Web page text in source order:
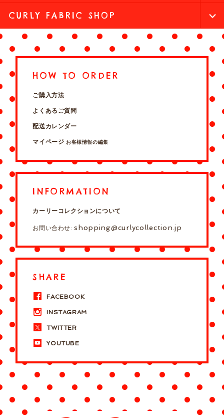
CURLY FABRIC SHOP
HOW TO ORDER
ご購入方法
よくあるご質問
配送カレンダー
マイページ お客様情報の編集
INFORMATION
カーリーコレクションについて
お問い合わせ:shopping@curlycollection.jp
SHARE
FACEBOOK
INSTAGRAM
TWITTER
YOUTUBE